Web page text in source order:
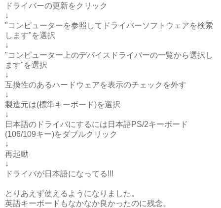
ドライバーの更新をクリック
↓
"コンピューターを参照してドライバーソフトウェアを検索
します"を選択
↓
"コンピューター上のデバイスドライバーの一覧から選択し
ます"を選択
↓
互換性のあるハードウェアを表示のチェックを外す
↓
製造元は(標準キーボード)を選択
↓
日本語のドライバにするには日本語PS/2キーボード
(106/109キー)をダブルクリック
↓
再起動
↓
ドライバが日本語になってる!!!
とりあえず使えるようになりました。
英語キーボードもなかなか良かったのに残念。